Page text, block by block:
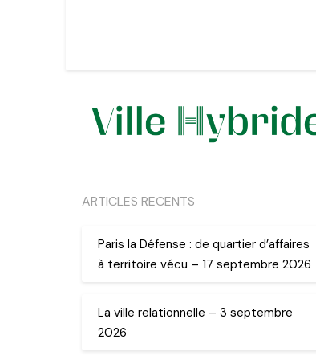
ARTICLES RECENTS
Paris la Défense : de quartier d’affaires
à territoire vécu – 17 septembre 2026
La ville relationnelle – 3 septembre
2026